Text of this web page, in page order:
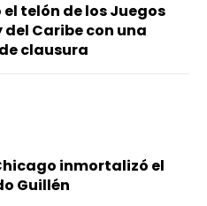
telón de los Juegos
Caribe con una
clausura
inmortalizó el
Guillén